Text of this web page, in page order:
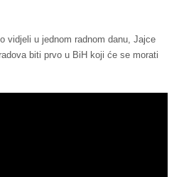
vidjeli u jednom radnom danu, Jajce
biti prvo u BiH koji će se morati